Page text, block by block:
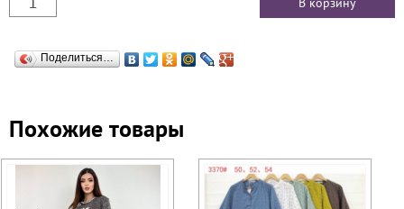
Поделиться…
Похожие товары